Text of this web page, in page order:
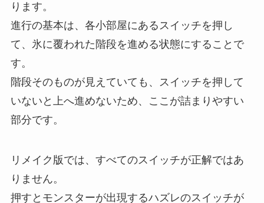
ります。
進行の基本は、各小部屋にあるスイッチを押し
て、氷に覆われた階段を進める状態にすることで
す。
階段そのものが見えていても、スイッチを押して
いないと上へ進めないため、ここが詰まりやすい
部分です。
リメイク版では、すべてのスイッチが正解ではあ
りません。
押すとモンスターが出現するハズレのスイッチが